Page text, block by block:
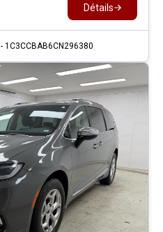
Détails
- 1C3CCBAB6CN296380